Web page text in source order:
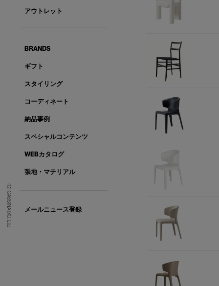
(C) CASSINA IXC. Ltd.
アウトレット
BRANDS
ギフト
スタイリング
コーディネート
納品事例
スペシャルコンテンツ
WEBカタログ
張地・マテリアル
メールニュース登録